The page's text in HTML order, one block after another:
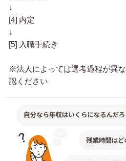
↓
[4] 内定
↓
[5] 入職手続き
※法人によっては選考過程が異
認ください